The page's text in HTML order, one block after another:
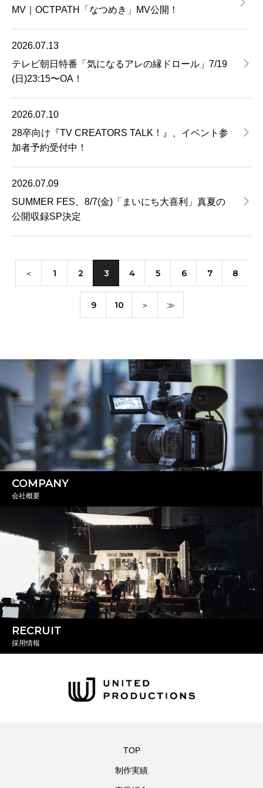
MV｜OCTPATH「なつめき」MV公開！
2026.07.13
テレビ朝日特番「気になるアレの縁ドロール」7/19
(日)23:15〜OA！
2026.07.10
28卒向け『TV CREATORS TALK！』、イベント参
加者予約受付中！
2026.07.09
SUMMER FES、8/7(金)「まいにち大喜利」真夏の
公開収録SP決定
＜ 1 2 3 4 5 6 7 8
9 10 ＞ ≫
COMPANY
会社概要
RECRUIT
採用情報
TOP
制作実績